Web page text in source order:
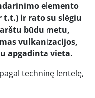
elemento
t.t.) ir rato su slėgiu
būdu metu,
vulkanizacijos,
apgadinta vieta.
techninę lentelę,